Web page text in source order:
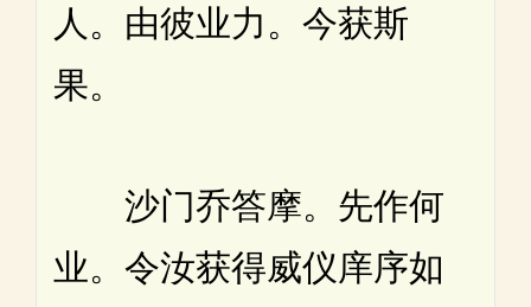
人。由彼业力。今获斯
果。
沙门乔答摩。先作何
业。令汝获得威仪庠序如